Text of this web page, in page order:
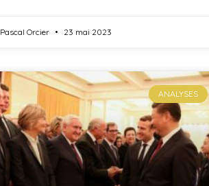
Pascal Orcier 23 mai 2023
ANALYSES